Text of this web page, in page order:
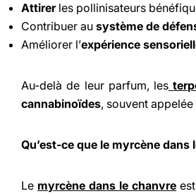
Attirerles pollinisateurs
Contribuer au système de
Améliorer l’expérience
Au-delà de leur parfum, les
cannabinoïdes, souvent appelée
Qu’est-ce que le myrcène dans
Le myrcène dans le chanvre